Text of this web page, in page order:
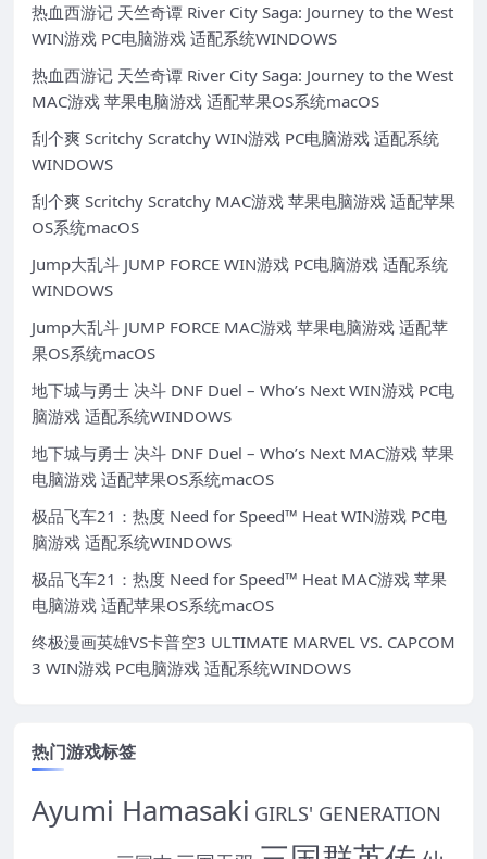
热血西游记 天竺奇谭 River City Saga: Journey to the West
WIN游戏 PC电脑游戏 适配系统WINDOWS
热血西游记 天竺奇谭 River City Saga: Journey to the West
MAC游戏 苹果电脑游戏 适配苹果OS系统macOS
刮个爽 Scritchy Scratchy WIN游戏 PC电脑游戏 适配系统
WINDOWS
刮个爽 Scritchy Scratchy MAC游戏 苹果电脑游戏 适配苹果
OS系统macOS
Jump大乱斗 JUMP FORCE WIN游戏 PC电脑游戏 适配系统
WINDOWS
Jump大乱斗 JUMP FORCE MAC游戏 苹果电脑游戏 适配苹
果OS系统macOS
地下城与勇士 决斗 DNF Duel – Who’s Next WIN游戏 PC电
脑游戏 适配系统WINDOWS
地下城与勇士 决斗 DNF Duel – Who’s Next MAC游戏 苹果
电脑游戏 适配苹果OS系统macOS
极品飞车21：热度 Need for Speed™ Heat WIN游戏 PC电
脑游戏 适配系统WINDOWS
极品飞车21：热度 Need for Speed™ Heat MAC游戏 苹果
电脑游戏 适配苹果OS系统macOS
终极漫画英雄VS卡普空3 ULTIMATE MARVEL VS. CAPCOM
3 WIN游戏 PC电脑游戏 适配系统WINDOWS
热门游戏标签
Ayumi Hamasaki GIRLS' GENERATION